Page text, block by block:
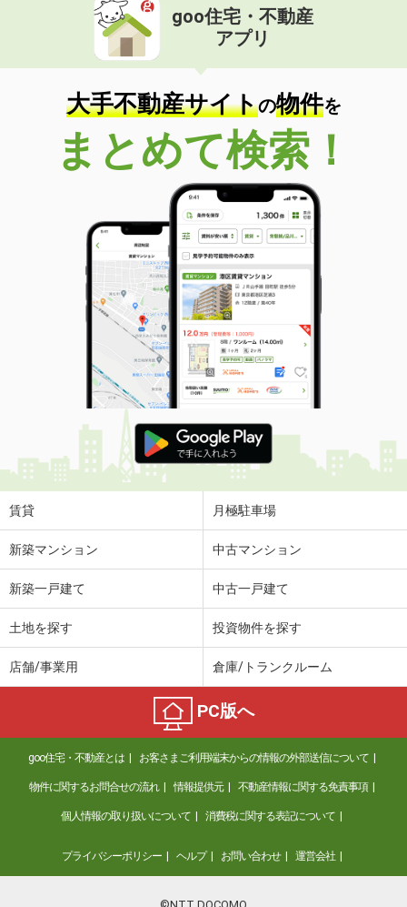
goo住宅・不動産
アプリ
大手不動産サイトの物件を
まとめて検索！
賃貸 月極駐車場
新築マンション 中古マンション
新築一戸建て 中古一戸建て
土地を探す 投資物件を探す
店舗/事業用 倉庫/トランクルーム
PC版へ
goo住宅・不動産とは お客さまご利用端末からの情報の外部送信について
物件に関するお問合せの流れ 情報提供元 不動産情報に関する免責事項
個人情報の取り扱いについて 消費税に関する表記について
プライバシーポリシー ヘルプ お問い合わせ 運営会社